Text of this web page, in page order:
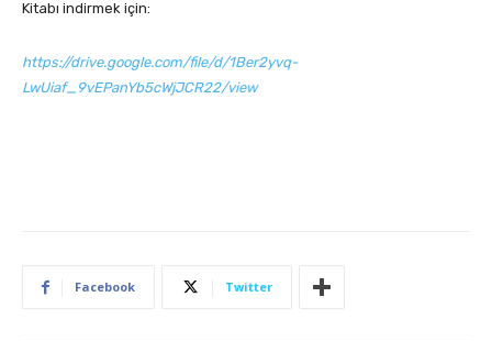
Kitabı indirmek için:
https://drive.google.com/file/d/1Ber2yvq-
LwUiaf_9vEPanYb5cWjJCR22/view
Facebook Twitter